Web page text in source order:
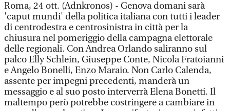
Roma, 24 ott. (Adnkronos) - Genova domani sarà
'caput mundi' della politica italiana con tutti i leader
di centrodestra e centrosinistra in città per la
chiusura nel pomeriggio della campagna elettorale
delle regionali. Con Andrea Orlando saliranno sul
palco Elly Schlein, Giuseppe Conte, Nicola Fratoianni
e Angelo Bonelli, Enzo Maraio. Non Carlo Calenda,
assente per impegni precedenti, manderà un
messaggio e al suo posto interverrà Elena Bonetti. Il
maltempo però potrebbe costringere a cambiare in